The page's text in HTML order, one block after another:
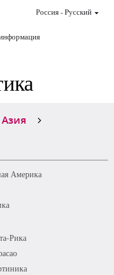
Россия-Pусский
Азия
Америка
Рика